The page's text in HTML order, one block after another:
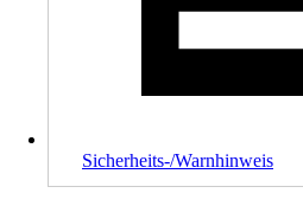
Sicherheits-/Warnhinweis